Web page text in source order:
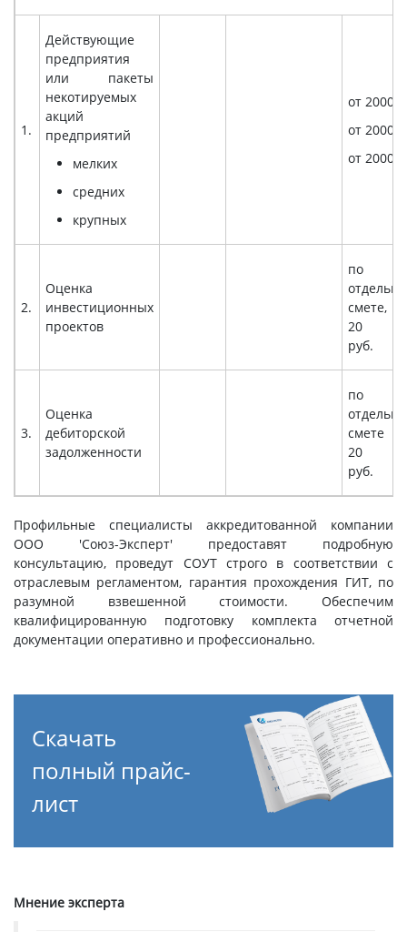
1.
Действующие
предприятия
или пакеты
некотируемых
акций
предприятий
мелких
средних
крупных
от 2000
от 2000
от 2000
2.
Оценка
инвестиционных
проектов
по
смете,
20
руб.
3.
Оценка
дебиторской
задолженности
по
смете
20
руб.
Профильные специалисты аккредитованной компании
ООО 'Союз-Эксперт' предоставят подробную
консультацию, проведут СОУТ строго в соответствии с
отраслевым регламентом, гарантия прохождения ГИТ, по
разумной взвешенной стоимости. Обеспечим
квалифицированную подготовку комплекта отчетной
документации оперативно и профессионально.
Скачать
полный прайс-
лист
Мнение эксперта